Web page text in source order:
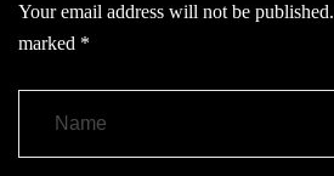
Your email address will not be published.
marked *